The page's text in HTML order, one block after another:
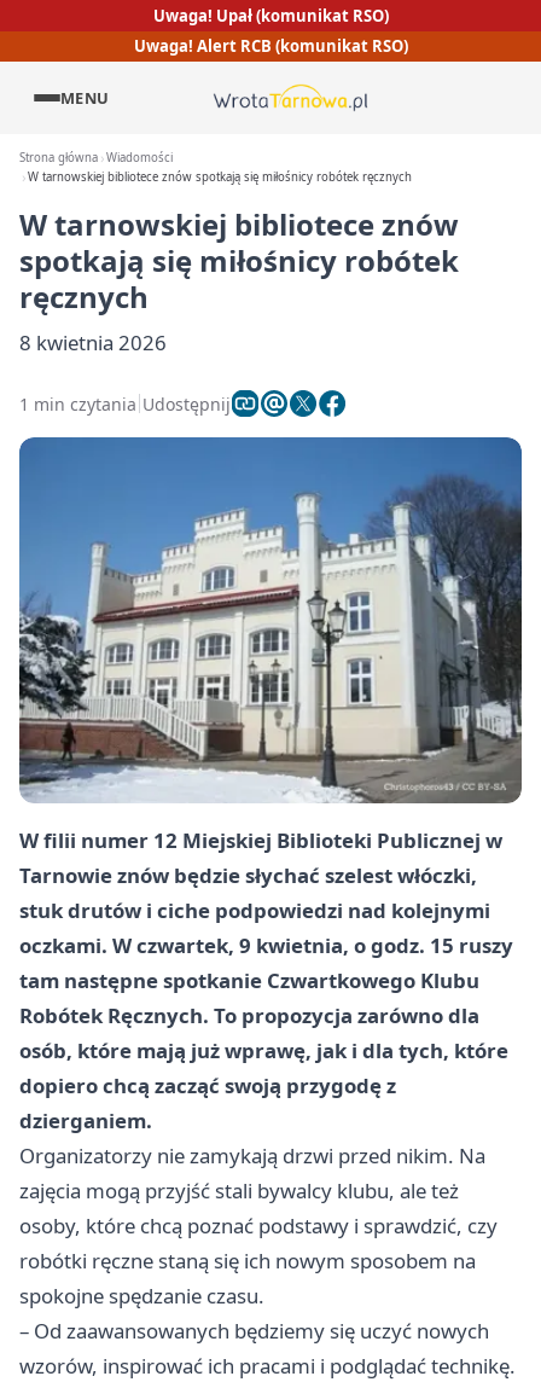
Uwaga! Upał (komunikat RSO)
Uwaga! Alert RCB (komunikat RSO)
MENU
Strona główna Wiadomości
W tarnowskiej bibliotece znów spotkają się miłośnicy robótek ręcznych
W tarnowskiej bibliotece znów
spotkają się miłośnicy robótek
ręcznych
8 kwietnia 2026
1 min czytania Udostępnij
W filii numer 12 Miejskiej Biblioteki Publicznej w
Tarnowie znów będzie słychać szelest włóczki,
stuk drutów i ciche podpowiedzi nad kolejnymi
oczkami. W czwartek, 9 kwietnia, o godz. 15 ruszy
tam następne spotkanie Czwartkowego Klubu
Robótek Ręcznych. To propozycja zarówno dla
osób, które mają już wprawę, jak i dla tych, które
dopiero chcą zacząć swoją przygodę z
dzierganiem.
Organizatorzy nie zamykają drzwi przed nikim. Na
zajęcia mogą przyjść stali bywalcy klubu, ale też
osoby, które chcą poznać podstawy i sprawdzić, czy
robótki ręczne staną się ich nowym sposobem na
spokojne spędzanie czasu.
– Od zaawansowanych będziemy się uczyć nowych
wzorów, inspirować ich pracami i podglądać technikę.